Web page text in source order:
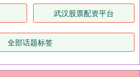
武汉股票配资平台
全部话题标签